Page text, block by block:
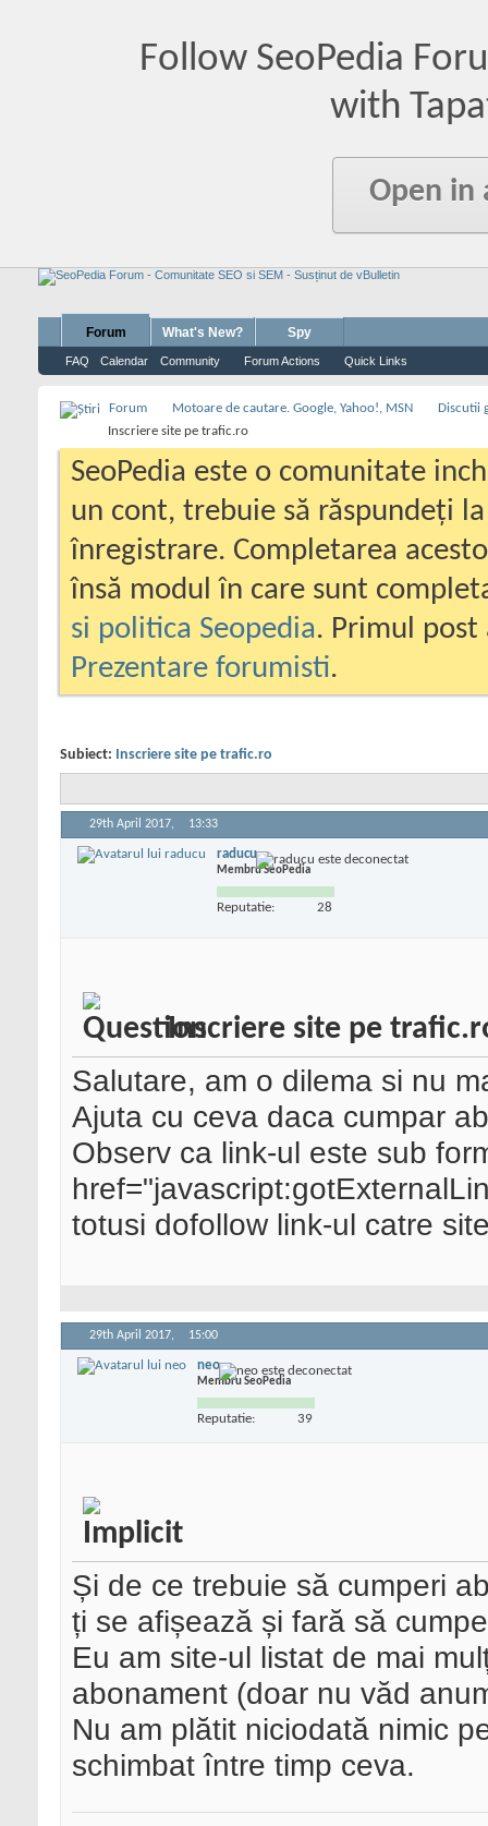
Follow SeoPedia
with
Open in
Forum
FAQ Calendar Community Forum Actions Quick Links
What's New? Spy
Forum Motoare de cautare. Google, Yahoo!, MSN
Discutii
Inscriere site pe trafic.ro
SeoPedia este o comunitate
un cont, trebuie să răspundeți
înregistrare. Completarea
însă modul în care sunt
si politica Seopedia. Primul
Prezentare forumisti.
Subiect: Inscriere site pe trafic.ro
29th April 2017, 13:33
raducu
Membru SeoPedia
Reputatie: 28
Inscriere site pe
Salutare, am o dilema si nu
Ajuta cu ceva daca cumpar
Observ ca link-ul este sub
href="javascript
totusi dofollow link-ul catre
29th April 2017, 15:00
neo
Membru SeoPedia
Reputatie: 39
Și de ce trebuie să cumperi
ți se afișează și fară să
Eu am site-ul listat de mai
abonament (doar nu văd
Nu am plătit niciodată nimic
schimbat între timp ceva.